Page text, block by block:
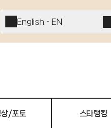
English - EN
상/포토 스타랭킹